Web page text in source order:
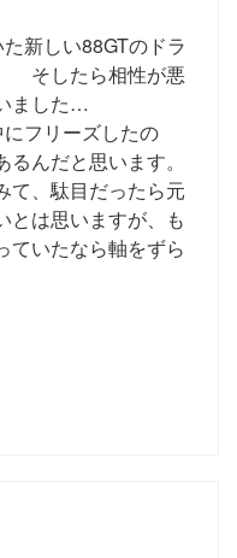
新しい88GTのドラ
そしたら相性が悪
ました…
フリーズしたの
んだと思います。
て、駄目だったら元
とは思いますが、も
ていたなら軸をずら